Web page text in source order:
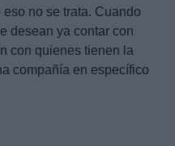
no se trata. Cuando
desean ya contar con
con quienes tienen la
compañía en específico